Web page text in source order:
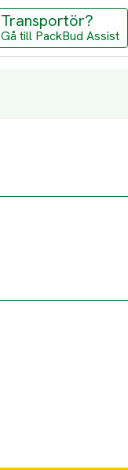
Transportör?
Gå till PackBud Assist